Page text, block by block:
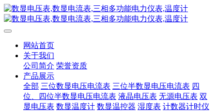
网站首页
关于我们
公司简介 荣誉资质
产品展示
全部 三位数显电压电流表 三位半数显电压电流表 四
位、四位半数显电压电流表 液晶电压表 无源电压表 双
显电压表 数显温度计 数显温控器 湿度表 计数器计时仪